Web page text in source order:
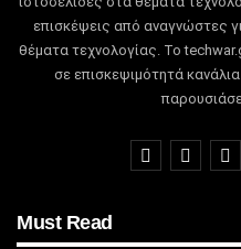
επισκέψεις από αναγνώστες
θέματα τεχνολογίας. Το
σε επισκεψιμότητά
Must Read